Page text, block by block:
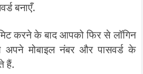
बनाएँ.
करने के बाद आपको फिर से लॉगिन
मोबाइल नंबर और पासवर्ड के
हैं.